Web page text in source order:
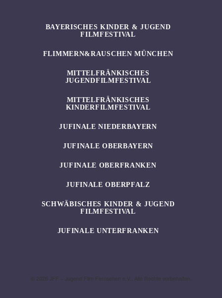
BAYERISCHES KINDER & JUGEND
FILMFESTIVAL
FLIMMERN&RAUSCHEN MÜNCHEN
MITTELFRÄNKISCHES
JUGENDFILMFESTIVAL
MITTELFRÄNKISCHES
KINDERFILMFESTIVAL
JUFINALE NIEDERBAYERN
JUFINALE OBERBAYERN
JUFINALE OBERFRANKEN
JUFINALE OBERPFALZ
SCHWÄBISCHES KINDER & JUGEND
FILMFESTIVAL
JUFINALE UNTERFRANKEN
© 2026 JFF – Jugend Film Fernsehen e.V., Alle Rechte vorbehalten.